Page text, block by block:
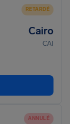
RETARDÉ
Cairo
CAI
ANNULÉ